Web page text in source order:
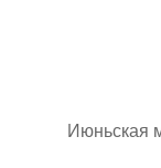
Июньская